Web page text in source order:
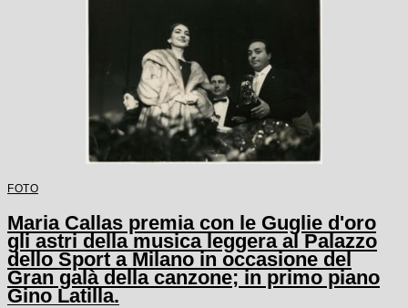
FOTO
Maria Callas premia con le Guglie d'oro
gli astri della musica leggera al Palazzo
dello Sport a Milano in occasione del
Gran galà della canzone; in primo piano
Gino Latilla.